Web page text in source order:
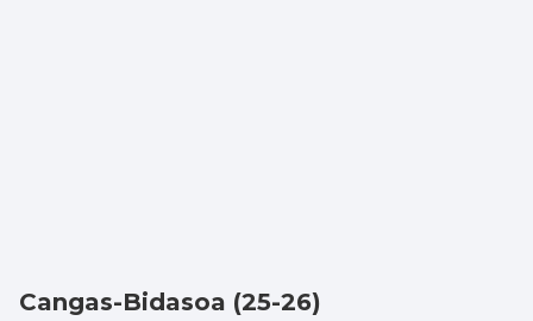
Cangas-Bidasoa (25-26)